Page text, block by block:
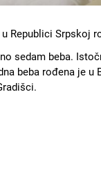
Republici Srpskoj
sedam beba.
beba rođena je u